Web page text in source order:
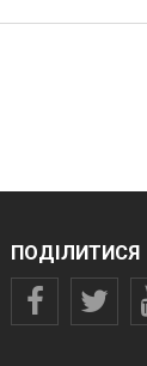
ПОДІЛИТИСЯ